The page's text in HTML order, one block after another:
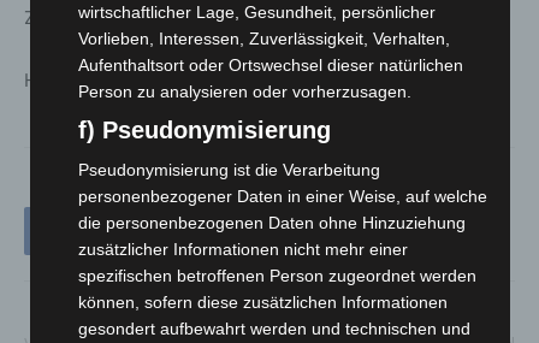
Zartbitter-Ganache, Gewürz-Kumquats
Hippengebäck
wirtschaftlicher Lage, Gesundheit, persönlicher
Vorlieben, Interessen, Zuverlässigkeit, Verhalten,
Aufenthaltsort oder Ortswechsel dieser natürlichen
Person zu analysieren oder vorherzusagen.
f) Pseudonymisierung
Pseudonymisierung ist die Verarbeitung
personenbezogener Daten in einer Weise, auf welche
die personenbezogenen Daten ohne Hinzuziehung
zusätzlicher Informationen nicht mehr einer
spezifischen betroffenen Person zugeordnet werden
können, sofern diese zusätzlichen Informationen
gesondert aufbewahrt werden und technischen und